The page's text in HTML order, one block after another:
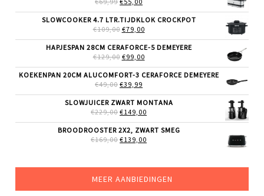
WAS:
€69,99.
IS:
€55,00.
SLOWCOOKER 4.7 LTR.TIJDKLOK CROCKPOT
€109,00 OORSPRONKELIJKE
WAS:
€109,00.
€79,00HUIDIGE
IS:
€79,00.
HAPJESPAN 28CM CERAFORCE-5 DEMEYERE
€129,00 OORSPRONKELIJKE
WAS:
€129,00.
€99,00HUIDIGE
IS:
KOEKENPAN 20CM ALUCOMFORT-3 CERAFORCE DEMEYERE
€49,00 OORSPRONKELIJKE
WAS:
€49,00.
€39,99
IS:
€39,99.
SLOWJUICER ZWART MONTANA
€229,00 OORSPRONKELIJKE
WAS:
€229,00.
€149,00
IS:
BROODROOSTER 2X2, ZWART SMEG
€169,00 OORSPRONKELIJKE
€139,00
MEER AANBIEDINGEN